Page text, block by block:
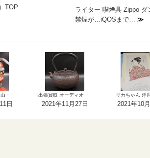
TOP
ライター 喫煙具 Zippo ダ
禁煙が…iQOSまで… ≫
・･･･
日
出張買取 オーディオ･･･
2021年11月27日
リカちゃん 浮
2021年10